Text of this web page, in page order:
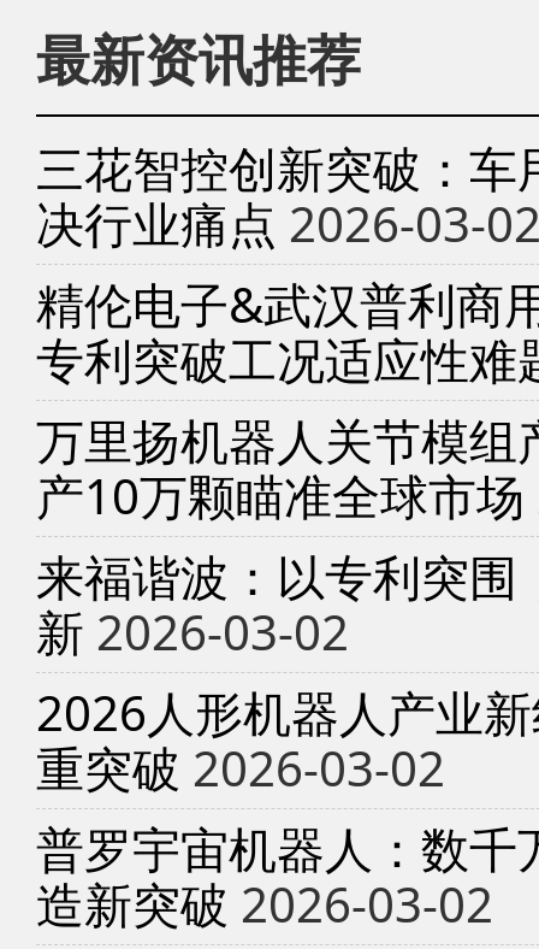
最新资讯推荐
三花智控创新突破：
决行业痛点 2026-03-
精伦电子&武汉普利商
专利突破工况适应性难
万里扬机器人关节模
产10万颗瞄准全球市场
来福谐波：以专利突
新 2026-03-02
2026人形机器人产业
重突破 2026-03-02
普罗宇宙机器人：数
造新突破 2026-03-02